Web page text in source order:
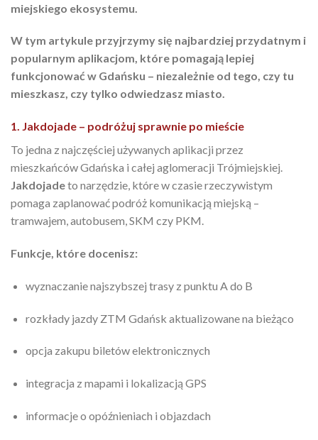
miejskiego ekosystemu.
W tym artykule przyjrzymy się najbardziej przydatnym i
popularnym aplikacjom, które pomagają lepiej
funkcjonować w Gdańsku – niezależnie od tego, czy tu
mieszkasz, czy tylko odwiedzasz miasto.
1. Jakdojade – podróżuj sprawnie po mieście
To jedna z najczęściej używanych aplikacji przez
mieszkańców Gdańska i całej aglomeracji Trójmiejskiej.
Jakdojadeto narzędzie, które w czasie rzeczywistym
pomaga zaplanować podróż komunikacją miejską –
tramwajem, autobusem, SKM czy PKM.
Funkcje, które docenisz:
wyznaczanie najszybszej trasy z punktu A do B
rozkłady jazdy ZTM Gdańsk aktualizowane na bieżąco
opcja zakupu biletów elektronicznych
integracja z mapami i lokalizacją GPS
informacje o opóźnieniach i objazdach